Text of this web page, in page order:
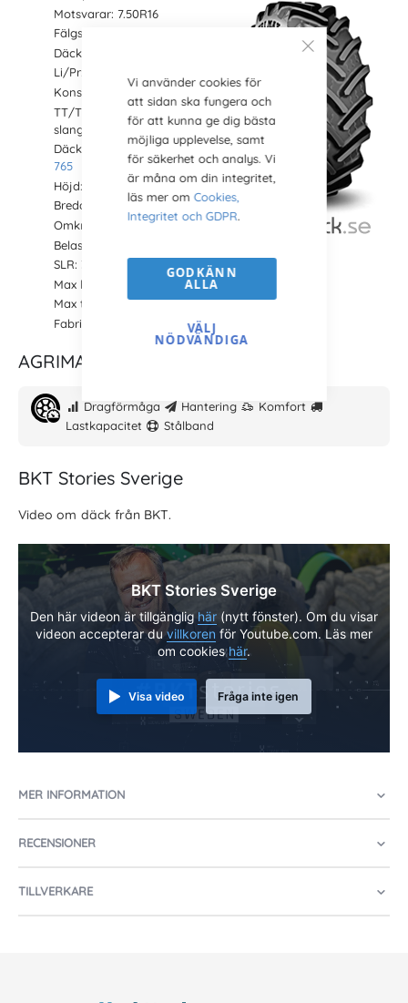
Vi använder cookies för
att sidan ska fungera och
för att kunna ge dig bästa
möjliga upplevelse, samt
för säkerhet och analys. Vi
är måna om din integritet,
läs mer om Cookies,
Integritet och GDPR.
GODKÄNN
ALLA
VÄLJ
NÖDVÄNDIGA
Motsvarar: 7.50R16
Fälgstorlek i tum: 9x16
Däckstorlek: 16 tum
Li/Pr: 112A8/B
Konstruktion: Radial
TT/TL: TL (TubeLess/utan
slang)
Däckmönster:AGRIMAX RT
765
Höjd: 798 mm
Bredd: 282 mm
Omkrets: 2370 mm
Belastning: 1120 kg
SLR: 356 (Statiskt belastat radie)
Max hastighet: 50 km/h
Max tryck: 2.4 bar
Fabrikat: BKT
AGRIMAX RT 765 Prestanda
Dragförmåga Hantering
Komfort
Lastkapacitet
Stålband
BKT Stories Sverige
Video om däck från BKT.
BKT Stories Sverige
Den här videon är tillgänglighär (nytt fönster). Om du visar
videon accepterar duvillkoren för Youtube.com. Läs mer
om cookieshär.
Visa video Fråga inte igen
MER INFORMATION
RECENSIONER
TILLVERKARE